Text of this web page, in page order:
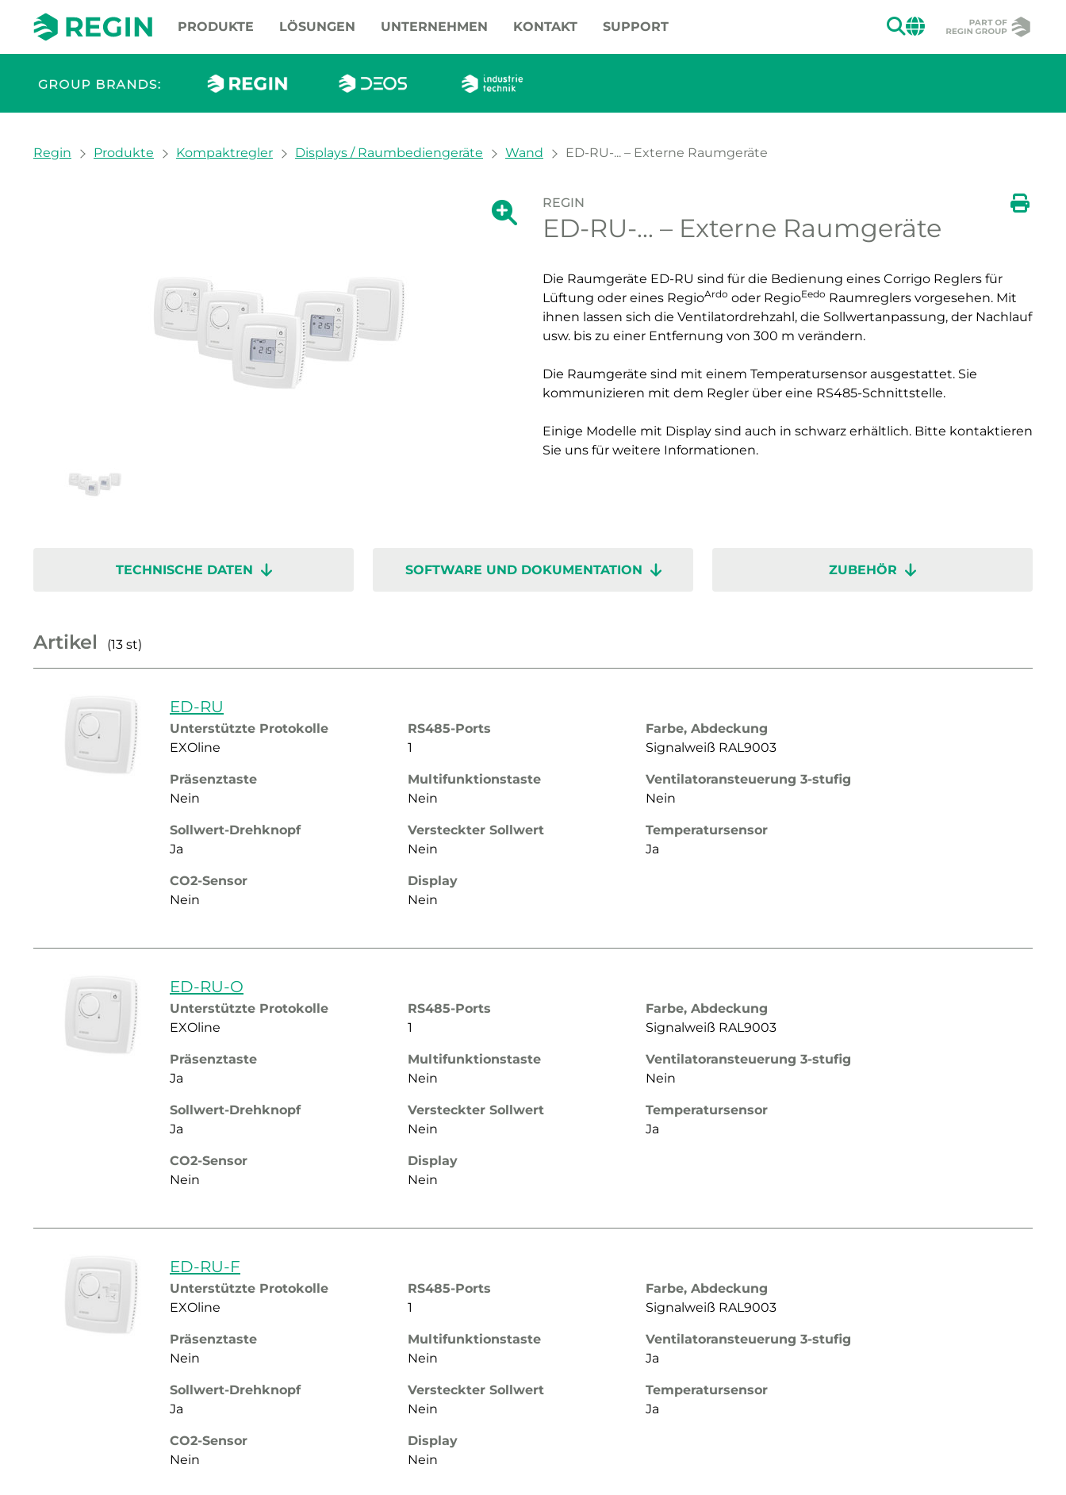
PRODUKTE LÖSUNGEN UNTERNEHMEN KONTAKT SUPPORT SUCHEN
CHANGE
You are here:
Regin Produkte Kompaktregler Displays / Raumbediengeräte Wand ED-RU-... – Externe Raumgeräte
Zeige große Version des Bildes.
Zeige große Version des Bildes.
REGIN
ED-RU-... – Externe Raumgeräte
Die Raumgeräte ED-RU sind für die Bedienung eines Corrigo Reglers für
Lüftung oder eines RegioArdo oder RegioEedo Raumreglers vorgesehen. Mit
ihnen lassen sich die Ventilatordrehzahl, die Sollwertanpassung, der Nachlauf
usw. bis zu einer Entfernung von 300 m verändern.
Die Raumgeräte sind mit einem Temperatursensor ausgestattet. Sie
kommunizieren mit dem Regler über eine RS485-Schnittstelle.
Einige Modelle mit Display sind auch in schwarz erhältlich. Bitte kontaktieren
Sie uns für weitere Informationen.
TECHNISCHE DATEN SOFTWARE UND DOKUMENTATION ZUBEHÖR
Artikel (13 st)
ED-RU
Unterstützte Protokolle
EXOline
RS485-Ports
1
Farbe, Abdeckung
Signalweiß RAL9003
Präsenztaste
Nein
Multifunktionstaste
Nein
Ventilatoransteuerung 3-stufig
Nein
Sollwert-Drehknopf
Ja
Versteckter Sollwert
Nein
Temperatursensor
Ja
CO2-Sensor
Nein
Display
Nein
ED-RU-O
Unterstützte Protokolle
EXOline
RS485-Ports
1
Farbe, Abdeckung
Signalweiß RAL9003
Präsenztaste
Ja
Multifunktionstaste
Nein
Ventilatoransteuerung 3-stufig
Nein
Sollwert-Drehknopf
Ja
Versteckter Sollwert
Nein
Temperatursensor
Ja
CO2-Sensor
Nein
Display
Nein
ED-RU-F
Unterstützte Protokolle
EXOline
RS485-Ports
1
Farbe, Abdeckung
Signalweiß RAL9003
Präsenztaste
Nein
Multifunktionstaste
Nein
Ventilatoransteuerung 3-stufig
Ja
Sollwert-Drehknopf
Ja
Versteckter Sollwert
Nein
Temperatursensor
Ja
CO2-Sensor
Nein
Display
Nein